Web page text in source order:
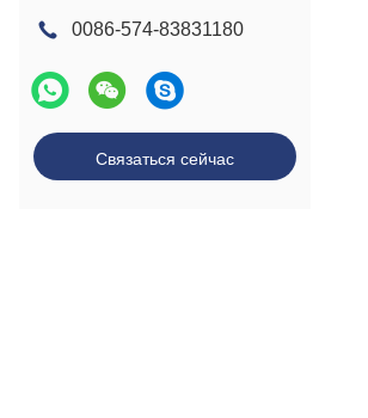
Лист толя нержавеющей стали
0086-574-83831180
Связаться сейчас